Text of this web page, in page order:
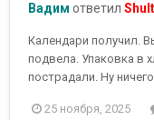
Вадим ответил
Календари получил.
подвела. Упаковка в
пострадали. Ну
25 ноября, 2025